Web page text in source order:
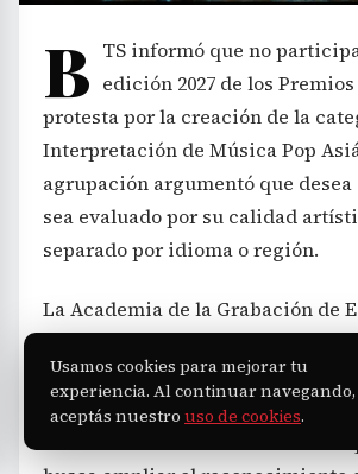
B TS informó que no
edición 2027 de los
protesta por la creación de la
Interpretación de Música Pop
agrupación argumentó que
sea evaluado por su calidad
separado por idioma o región.
La Academia de la Grabación de
géneros como K-pop, J-pop y C-
que las canciones usen de
Usamos cookies para mejorar tu
experiencia. Al continuar navegando,
aceptás nuestro uso de cookies.